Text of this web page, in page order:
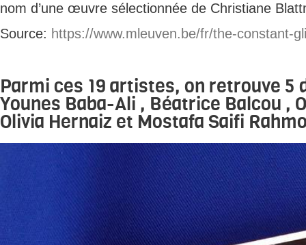
nom d’une œuvre sélectionnée de Christiane
Source: https://www.mleuven.be/fr/the-constant-
Parmi ces 19 artistes, on retrouve 5
Younes Baba-Ali , Béatrice Balcou ,
Olivia Hernaiz et Mostafa Saifi